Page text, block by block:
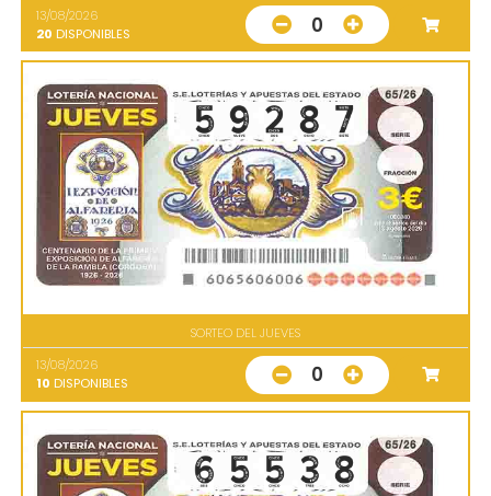
13/08/2026
20 DISPONIBLES 0
SORTEO DEL JUEVES
13/08/2026
10 DISPONIBLES 0